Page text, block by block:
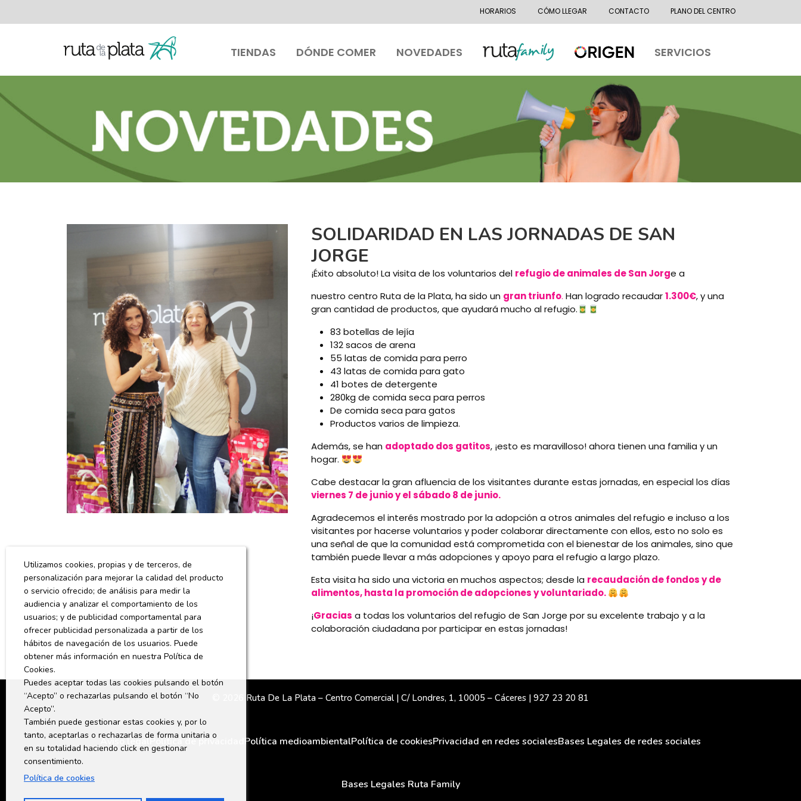
HORARIOS CÓMO LLEGAR CONTACTO PLANO DEL CENTRO
TIENDAS DÓNDE COMER NOVEDADES SERVICIOS
SOLIDARIDAD EN LAS JORNADAS DE SAN
JORGE
¡Éxito absoluto! La visita de los voluntarios del refugio de animales de San Jorge a
nuestro centro Ruta de la Plata, ha sido un gran triunfo. Han logrado recaudar1.300€, y una
gran cantidad de productos, que ayudará mucho al refugio.
83 botellas de lejía
132 sacos de arena
55 latas de comida para perro
43 latas de comida para gato
41 botes de detergente
280kg de comida seca para perros
De comida seca para gatos
Productos varios de limpieza.
Además, se han adoptado dos gatitos, ¡esto es maravilloso! ahora tienen una familia y un
hogar.
Cabe destacar la gran afluencia de los visitantes durante estas jornadas, en especial los días
viernes 7 de junio y el sábado 8 de junio.
Agradecemos el interés mostrado por la adopción a otros animales del refugio e incluso a los
visitantes por hacerse voluntarios y poder colaborar directamente con ellos, esto no solo es
una señal de que la comunidad está comprometida con el bienestar de los animales, sino que
también puede llevar a más adopciones y apoyo para el refugio a largo plazo.
Esta visita ha sido una victoria en muchos aspectos; desde la recaudación de fondos y de
alimentos, hasta la promoción de adopciones y voluntariado.
¡Gracias a todas los voluntarios del refugio de San Jorge por su excelente trabajo y a la
colaboración ciudadana por participar en estas jornadas!
© 2026 Ruta De La Plata – Centro Comercial | C/ Londres, 1, 10005 – Cáceres | 927 23 20 81
Aviso legalPolítica de privacidad Política medioambientalPolítica de cookiesPrivacidad en redes socialesBases Legales de redes sociales
Bases Legales Ruta Family
Utilizamos cookies, propias y de terceros, de
personalización para mejorar la calidad del producto
o servicio ofrecido; de análisis para medir la
audiencia y analizar el comportamiento de los
usuarios; y de publicidad comportamental para
ofrecer publicidad personalizada a partir de los
hábitos de navegación de los usuarios. Puede
obtener más información en nuestra Política de
Cookies.
Puedes aceptar todas las cookies pulsando el botón
“Acepto” o rechazarlas pulsando el botón “No
Acepto”.
También puede gestionar estas cookies y, por lo
tanto, aceptarlas o rechazarlas de forma unitaria o
en su totalidad haciendo click en gestionar
consentimiento.
Política de cookies